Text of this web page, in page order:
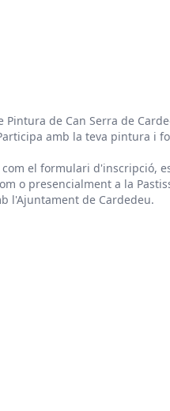
Pintura de Can Serra de
amb la teva pintura i
el formulari d'inscripció,
o presencialment a la
l'Ajuntament de Cardedeu.